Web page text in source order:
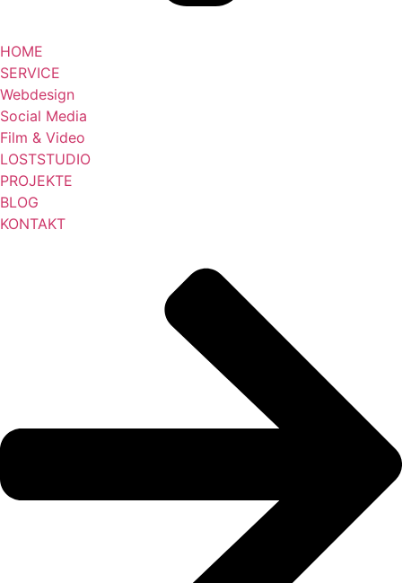
HOME
SERVICE
Webdesign
Social Media
Film & Video
LOSTSTUDIO
PROJEKTE
BLOG
KONTAKT